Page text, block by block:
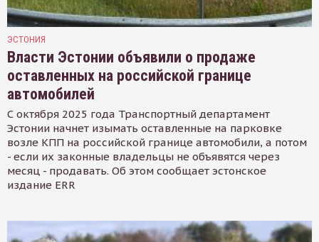
ЭСТОНИЯ
Власти Эстонии объявили о продаже
оставленных на российской границе
автомобилей
С октября 2025 года Транспортный департамент
Эстонии начнет изымать оставленные на парковке
возле КПП на российской границе автомобили, а потом
- если их законные владельцы не объявятся через
месяц - продавать. Об этом сообщает эстонское
издание ERR